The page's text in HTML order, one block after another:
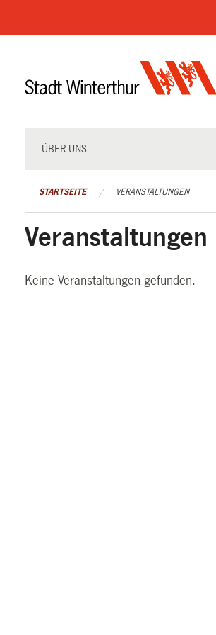
überspringen
ÜBER UNS
STARTSEITE VERANSTALTUNGEN
Veranstaltungen
Keine Veranstaltungen gefunden.